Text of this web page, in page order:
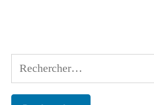
Rechercher :